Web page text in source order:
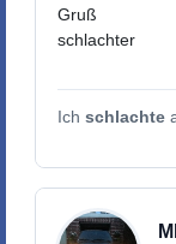
Gruß
schlachter
Ichschlachte